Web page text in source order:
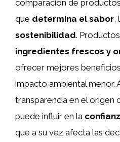
comparación de
que determina el sabor,
sostenibilidad.
ingredientes frescos y
ofrecer mejores
impacto ambiental menor.
transparencia en el origen
puede influir en la
que a su vez afecta las